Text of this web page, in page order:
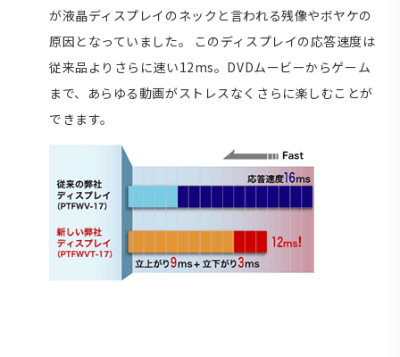
が液晶ディスプレイのネックと言われる残像やボヤケの
原因となっていました。 このディスプレイの応答速度は
従来品よりさらに速い12ms。DVDムービーからゲーム
まで、あらゆる動画がストレスなくさらに楽しむことが
できます。